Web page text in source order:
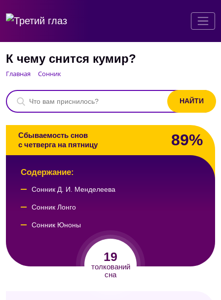
К чему снится кумир?
Главная Сонник
Сбываемость снов
с четверга на пятницу
89%
19
толкований
сна
Содержание:
Сонник Д. И. Менделеева
Сонник Лонго
Сонник Юноны
Модернистский сонник
Сонник по алфавиту (Мельников)